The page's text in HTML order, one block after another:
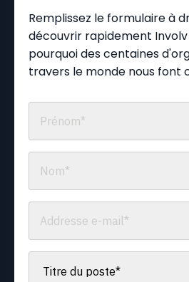
Remplissez le formulaire à
découvrir rapidement
pourquoi des centaines
travers le monde nous font